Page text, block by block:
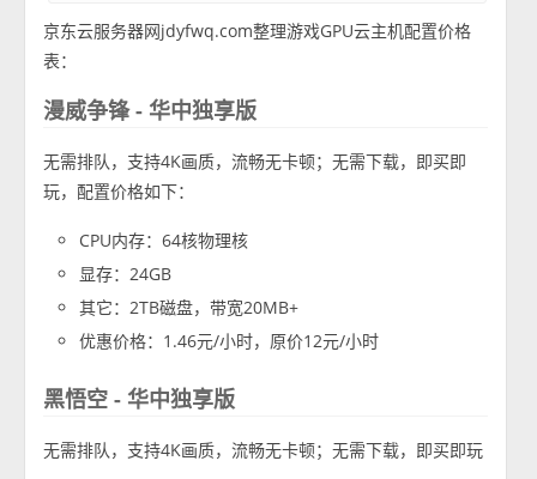
京东云服务器网jdyfwq.com整理游戏GPU云主机配置价格
表：
漫威争锋 - 华中独享版
无需排队，支持4K画质，流畅无卡顿；无需下载，即买即
玩，配置价格如下：
CPU内存：64核物理核
显存：24GB
其它：2TB磁盘，带宽20MB+
优惠价格：1.46元/小时，原价12元/小时
黑悟空 - 华中独享版
无需排队，支持4K画质，流畅无卡顿；无需下载，即买即玩